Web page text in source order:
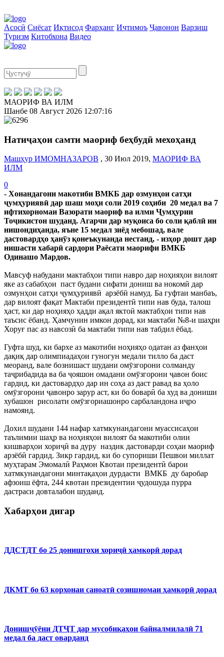
Асосӣ Сиёсат Иқтисод Фарҳанг Иҷтимоъ Ҷавонон Варзиш
Туризм Китобхона Видео
МАОРИФ ВА ИЛМ
Шанбе 08 Август 2026 12:07:17
Натиҷаҳои самти маориф беҳбудӣ мехоҳанд
Машҳур ИМОМНАЗАРОВ , 30 Июл 2019, МАОРИФ ВА
ИЛМ
0
- Хонандагони макотиби ВМКБ дар озмунҳои сатҳи
ҷумҳуриявӣ дар шаш моҳи соли 2019 соҳиби 20 медал ва 7
ифтихорномаи Вазорати маориф ва илми Ҷумҳурии
Тоҷикистон шуданд. Агарчи дар муқоиса бо соли қаблӣ ин
нишондиҳанда, яъне 15 медал зиёд мебошад, вале
дастовардҳо ҳанўз қонеъкунанда нестанд, - изҳор дошт дар
нишасти хабарӣ сардори Раёсати маорифи ВМКБ
Одинашо Мардов.
Мавсуф набудани мактабҳои типи навро дар ноҳияҳои вилоят
яке аз сабабҳои паст будани сифати дониш ва нокомӣ дар
озмунҳои сатҳи ҷумҳуриявӣ арзёбӣ намуд. Ба гуфтаи манбаъ,
дар вилоят фақат Мактаби президентӣ типи нав буда, талош
ҳаст, ки дар ноҳияҳо ҳадди ақал яктоӣ мактабҳои типи нав
таъсис ёбанд. Ҳамчунин имкон дорад, ки мактаби №8-и шаҳри
Хоруғ пас аз навсозӣ ба мактаби типи нав табдил ёбад.
Гуфта шуд, ки бархе аз макотиби ноҳияҳо одатан аз фанҳои
дақиқ дар олимпиадаҳои гуногун медали тилло ба даст
меоранд, вале бознишаст шудани омӯзгорони солманду
таҷрибадида ва ба ҷояшон омадани омӯзгорони ҷавон боис
гардид, ки дастовардҳо дар ин соҳа аз даст равад ва ҳоло
омӯзгорони ҷавонро зарур аст, ки бо боварӣ ба худ ва дониши
хубашон рисолати омӯзгориашонро сарбаландона иҷро
намоянд.
Дохил шудани 144 нафар хатмкунандагони муассисаҳои
таълимии шаҳр ва ноҳияҳои вилоят ба макотиби олии
кишварҳои хориҷӣ ва дуру наздик дастоварди соҳаи маориф
арзёбӣ гардид. Зикр гардид, ки бо супориши Пешвои миллат
муҳтарам Эмомалӣ Раҳмон Квотаи президентӣ барои
хатмкунандагони минтақаҳои дурдасти ВМКБ ду баробар
афзоиш ёфта, 244 квотаи президентии ҷудошуда пурра
дастраси довталабон шуданд.
Хабарҳои дигар
ДДСТДТ бо 25 донишгоҳи хориҷӣ ҳамкорӣ дорад
ДКМТ бо 63 корхонаи саноатӣ созишномаи ҳамкорӣ дорад
Донишҷӯёни ДТҶТ дар мусобиқаҳои байналмилалӣ 71
медал ба даст оварданд